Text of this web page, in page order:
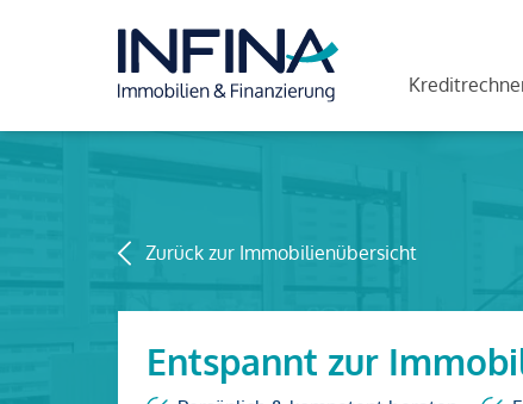
Zurück zur Immobilienübersicht
Entspannt zur